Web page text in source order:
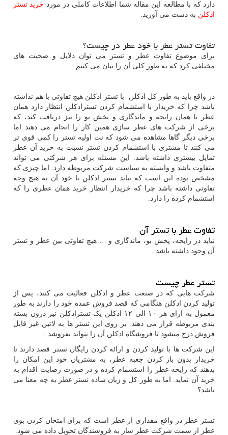
دارد که با مطالعه این مقاله شما اطلاعات کاملی در مورد خرید تستر
ادکلن به دست می آورید.
تفاوت تستر عطر با خود عطر در چیست؟
برای موضوع تفاوت عطر و تستر می توان دلایل و صحبت های
مختلفی کرد که به طور کلی آن را بیان می کنیم.
در واقع باید به طور کل ادکلن با تستر ادکلن هیچ تفاوتی با هم نداشته
باشد چرا که خریدار با استشمام کردن تسترادکلن انتظار دارد همان
عطر با همان رایحه و ماندگاری و پخش بو را نیز دریافت کند، که
برخی از شرکت های عطر سازی همین کار را انجام می دهند اما
برخی دیگر گاها مشاهده می شود که نت اولیه تستر را کمی قوی تر
می کنند تا مشتری با استشمام کردن تستر نسبت به خرید آن عطر
تمایل بیشتری داشته باشد. این مسئله برای هر شرکتی می تواند
متفاوت باشد و وابسته به سیاست شرکت مربوطه دارد. اما چیزی که
مشخص بوده این است که نباید تستر ادکلن با خود آن به هیچ وجه
تفاوتی داشته باشد چرا که خریدار انتظار خرید همان عطری را که
استشمام کرده را دارد.
تفاوت عطر با تستر آن
نباید در رایحه، پخش بو، ماندگاری و … هیچ تفاوتی بین عطر و تستر
آن وجود داشته باشد .
تستر عطر چیست
شرکت هایی که در صنعت عطر و ادکلن فعالیت می کنند، پس از
تولید کردن ادکلن هنگامی که قصد فروش عمده خود را دارند به طور
معمول به ازای هر ۱۰ الی ۱۲ ادکلن یک تسترادکلن نیز درون بسته
بندی مربوطه قرار می دهند. بر روی این تستر ها به لاتین غیر قابل
فروش درج میشود تا فروشگاه ادکلن آن را نتواند بفروشد .
این شرکت ها با تولید کردن و ارائه کردن رایگان تستر قصد دارند تا
خریدار بدون باز کردن جعبه عطر، به مشتریان خود این امکان را
بدهند که رایحه عطر را استشمام کرده و در صورت رضایت اقدام به
خرید آن نماید. اما به طور کل و زبان ساده تستر عطر به چه معنا می
باشد؟
تستر عطر در واقع مقداری از عطر است که برای امتحان کردن بوی
عطر از سمت شرکت عطر ساز به فروشندگان تحویل داده می شود.